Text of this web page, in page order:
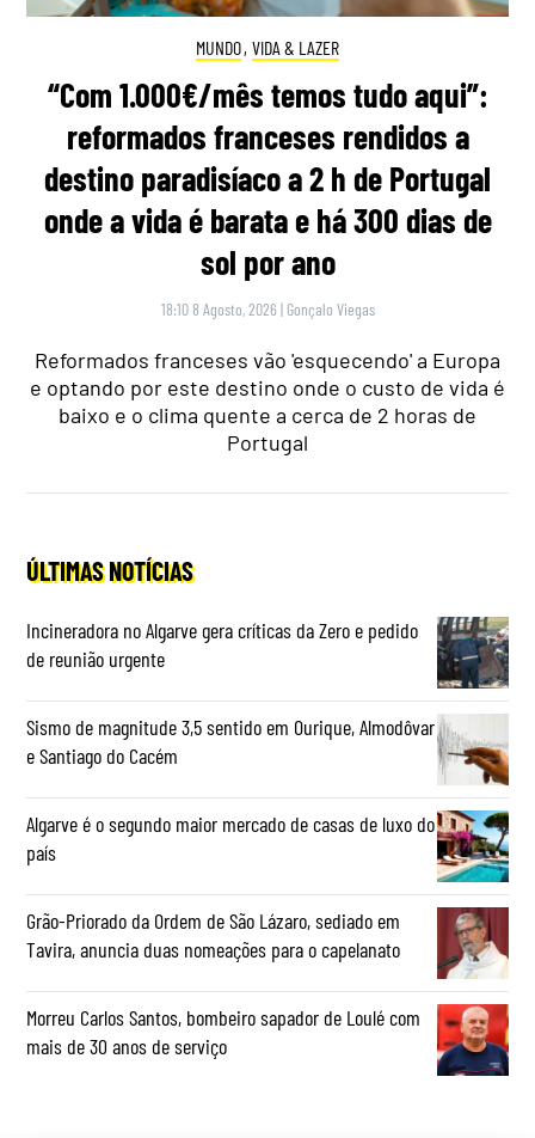
MUNDO, VIDA & LAZER
“Com 1.000€/mês temos tudo aqui”:
reformados franceses rendidos a
destino paradisíaco a 2 h de Portugal
onde a vida é barata e há 300 dias de
sol por ano
18:10 8 Agosto, 2026 | Gonçalo Viegas
Reformados franceses vão 'esquecendo' a Europa
e optando por este destino onde o custo de vida é
baixo e o clima quente a cerca de 2 horas de
Portugal
ÚLTIMAS NOTÍCIAS
Incineradora no Algarve gera críticas da Zero e pedido
de reunião urgente
Sismo de magnitude 3,5 sentido em Ourique, Almodôvar
e Santiago do Cacém
Algarve é o segundo maior mercado de casas de luxo do
país
Grão-Priorado da Ordem de São Lázaro, sediado em
Tavira, anuncia duas nomeações para o capelanato
Morreu Carlos Santos, bombeiro sapador de Loulé com
mais de 30 anos de serviço